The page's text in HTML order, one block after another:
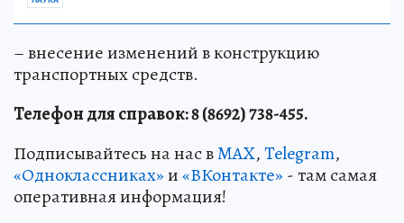
– внесение изменений в конструкцию
транспортных средств.
Телефон для справок: 8 (8692) 738-455.
Подписывайтесь на нас вMAX,Telegram,
«Одноклассниках»и«ВКонтакте» - там самая
оперативная информация!